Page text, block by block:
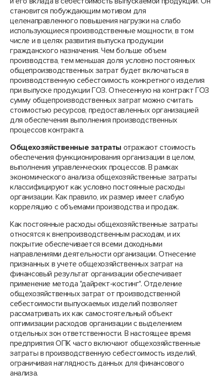
становится побуждающим мотивом для
целенаправленного повышения нагрузки на слабо
использующиеся производственные мощности, в том
числе и в целях развития выпуска продукции
гражданского назначения. Чем больше объем
производства, тем меньшая доля условно постоянных
общепроизводственных затрат будет включаться в
производственную себестоимость конкретного изделия
при выпуске продукции ГОЗ. Отнесенную на контракт ГОЗ
сумму общепроизводственных затрат можно считать
стоимостью ресурсов, предоставленных организацией
для обеспечения выполнения производственных
процессов контракта.
Общехозяйственные затраты отражают стоимость
обеспечения функционирования организации в целом,
выполнения управленческих процессов. В рамках
экономического анализа общехозяйственные затраты
классифицируют как условно постоянные расходы
организации. Как правило, их размер имеет слабую
корреляцию с объемами производства и продаж.
Как постоянные расходы общехозяйственные затраты
относятся к внепроизводственным расходам, и их
покрытие обеспечивается всеми доходными
направлениями деятельности организации. Отнесение
признанных в учете общехозяйственных затрат на
финансовый результат организации обеспечивает
применение метода "дайрект-костинг". Отделение
общехозяйственных затрат от производственной
себестоимости выпускаемых изделий позволяет
рассматривать их как самостоятельный объект
оптимизации расходов организации с выделением
отдельных зон ответственности. В настоящее время
предприятия ОПК часто включают общехозяйственные
затраты в производственную себестоимость изделий,
ограничивая наглядность данных для финансового
анализа.